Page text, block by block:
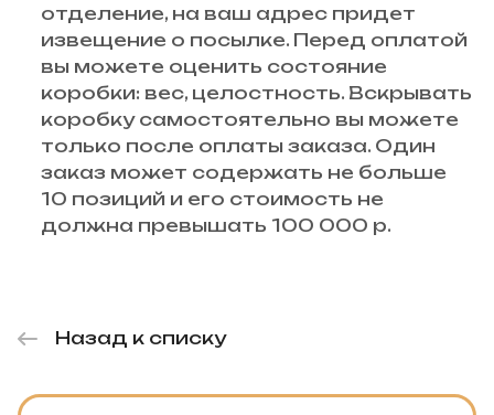
отделение, на ваш адрес придет
извещение о посылке. Перед оплатой
вы можете оценить состояние
коробки: вес, целостность. Вскрывать
коробку самостоятельно вы можете
только после оплаты заказа. Один
заказ может содержать не больше
10 позиций и его стоимость не
должна превышать 100 000 р.
Назад к списку